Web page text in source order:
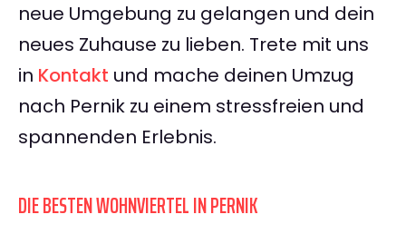
neue Umgebung zu gelangen und dein
neues Zuhause zu lieben. Trete mit uns
in Kontakt und mache deinen Umzug
nach Pernik zu einem stressfreien und
spannenden Erlebnis.
DIE BESTEN WOHNVIERTEL IN PERNIK